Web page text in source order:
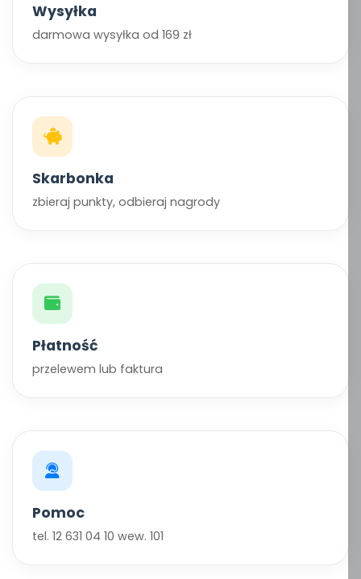
Wysyłka
darmowa wysyłka od 169 zł
Skarbonka
zbieraj punkty, odbieraj nagrody
Płatność
przelewem lub faktura
Pomoc
tel. 12 631 04 10 wew. 101